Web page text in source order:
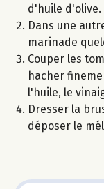
d'huile d'olive.
Dans une
marinade
Couper les
hacher
l'huile, le
Dresser la
déposer le